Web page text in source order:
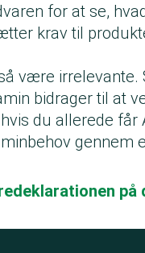
for at se,
krav til
være irrelevante.
bidrager til at
du allerede får
gennem
på